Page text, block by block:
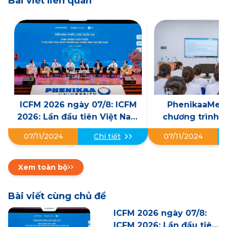
ICFM 2026 ngày 07/8: ICFM
2026: Lần đầu tiên Việt Nam
tổ chức Diễn đàn Chiến lược
Quốc gia, mở lối phát triển Y
nguyên mới
07/11/2024 Chi tiết
chương trình
thực tập cho
dưỡng
07/11/2024
Xem toàn bộ
Bài viết cùng chủ đề
ICFM 2026 ngày 07/8: